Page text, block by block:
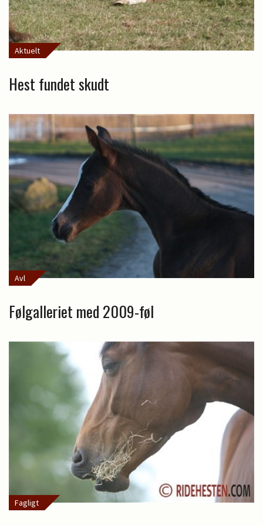
Aktuelt
Hest fundet skudt
Avl
Følgalleriet med 2009-føl
Fagligt